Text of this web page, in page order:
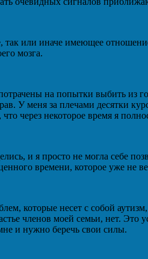
или иначе имеющее
мозга.
на попытки выбить из
У меня за плечами десятки
через некоторое время я
и я просто не могла себе
времени, которое уже не
которые несет с собой
членов моей семьи, нет.
и нужно беречь свои силы.